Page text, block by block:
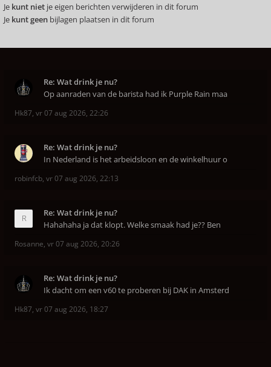
Je kunt niet je eigen berichten verwijderen in dit forum
Je kunt geen bijlagen plaatsen in dit forum
Re: Wat drink je nu?
Op aanraden van de barista had ik Purple Rain maa
Hk87, vr 07 aug 2026, 22:26
Re: Wat drink je nu?
In Nederland is het arbeidsloon en de winkelhuur o
robinfcb, vr 07 aug 2026, 22:13
Re: Wat drink je nu?
Hahahaha ja dat klopt. Welke smaak had je?? Ben
Rosanne, vr 07 aug 2026, 20:26
Re: Wat drink je nu?
Ik dacht om een v60 te proberen bij DAK in Amsterd
Hk87, vr 07 aug 2026, 18:27